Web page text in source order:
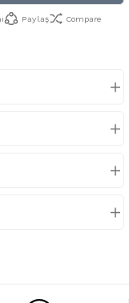
Paylaş Compare